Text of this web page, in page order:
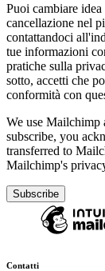
Puoi cambiare
cancellazione nel
contattandoci
tue informazioni
pratiche sulla
sotto, accetti che
conformità con
We use
subscribe, you
transferred to
Mailchimp's
Contatti